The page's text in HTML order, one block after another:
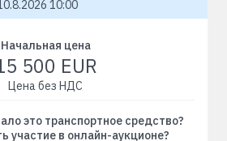
10:00
Начальная цена
500 EUR
Цена без НДС
это транспортное средство?
участие в онлайн-аукционе?